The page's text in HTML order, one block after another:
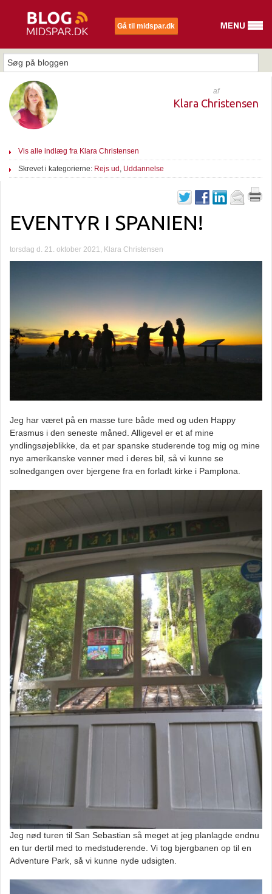
Gå til midspar.dk
af
Klara Christensen
Vis alle indlæg fra Klara Christensen
Skrevet i kategorierne: Rejs ud , Uddannelse
EVENTYR I SPANIEN!
torsdag d. 21. oktober 2021, Klara Christensen
Jeg har været på en masse ture både med og uden Happy
Erasmus i den seneste måned. Alligevel er et af mine
yndlingsøjeblikke, da et par spanske studerende tog mig og mine
nye amerikanske venner med i deres bil, så vi kunne se
solnedgangen over bjergene fra en forladt kirke i Pamplona.
Jeg nød turen til San Sebastian så meget at jeg planlagde endnu
en tur dertil med to medstuderende. Vi tog bjergbanen op til en
Adventure Park, så vi kunne nyde udsigten.